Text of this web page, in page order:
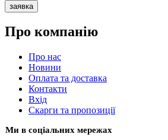
заявка
Про компанію
Про нас
Новини
Оплата та доставка
Контакти
Вхiд
Скарги та пропозиції
Ми в соціальних мережах